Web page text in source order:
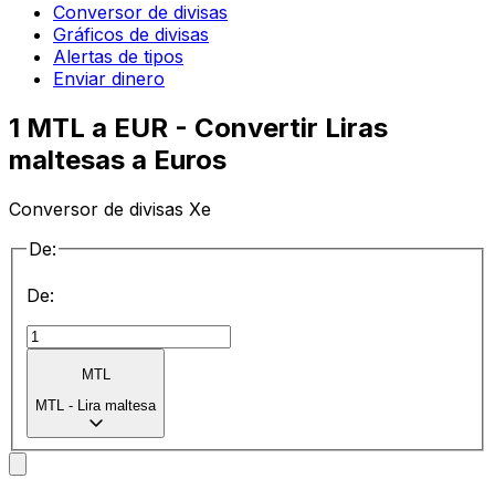
Conversor de divisas
Gráficos de divisas
Alertas de tipos
Enviar dinero
1 MTL a EUR - Convertir Liras
maltesas a Euros
Conversor de divisas Xe
De:
De:
MTL
MTL - Lira maltesa